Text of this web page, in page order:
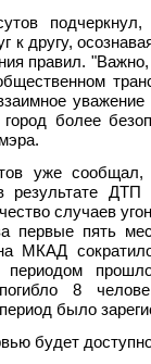
к другу,
правил.
уважение
более
уже
результате ДТП
случаев
первые пять
МКАД
периодом
погибло 8
было
будет